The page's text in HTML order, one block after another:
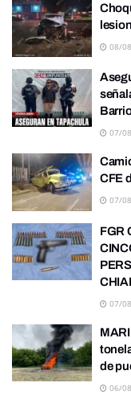
08/
07/
CFE
07/
FGR
07/
de
06/